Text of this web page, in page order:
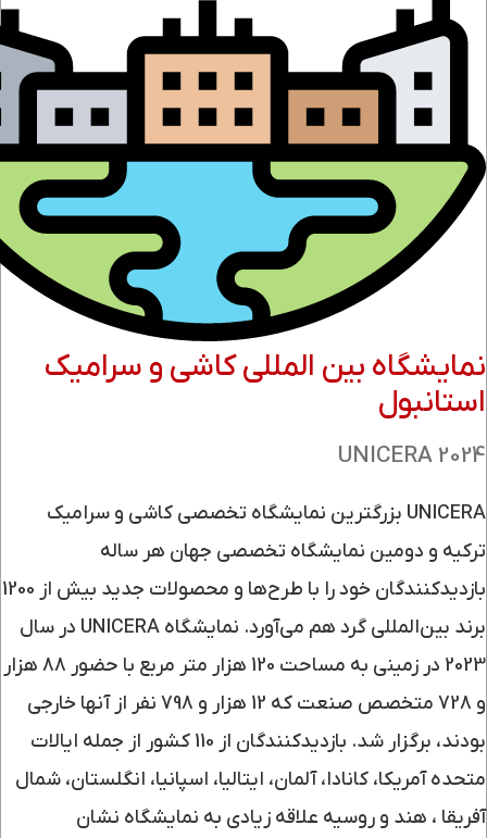
نمایشگاه بین المللی کاشی و سرامیک
استانبول
UNICERA 2024
UNICERA بزرگترین نمایشگاه تخصصی کاشی و سرامیک
ترکیه و دومین نمایشگاه تخصصی جهان هر ساله
بازدیدکنندگان خود را با طرح‌ها و محصولات جدید بیش از 1200
برند بین‌المللی گرد هم می‌آورد. نمایشگاه UNICERA در سال
2023 در زمینی به مساحت 120 هزار متر مربع با حضور 88 هزار
و 728 متخصص صنعت که 12 هزار و 798 نفر از آنها خارجی
بودند، برگزار شد. بازدیدکنندگان از 110 کشور از جمله ایالات
متحده آمریکا، کانادا، آلمان، ایتالیا، اسپانیا، انگلستان، شمال
آفریقا ، هند و روسیه علاقه زیادی به نمایشگاه نشان